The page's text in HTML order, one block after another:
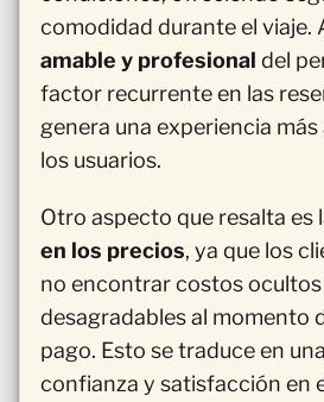
comodidad durante el viaje.
amable y profesional del
factor recurrente en las
genera una experiencia
los usuarios.
Otro aspecto que resalta es
en los precios, ya que los
no encontrar costos
desagradables al momento
pago. Esto se traduce en
confianza y satisfacción en